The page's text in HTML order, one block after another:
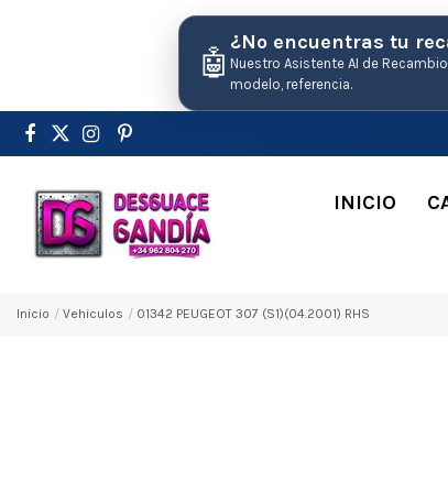
🤖
¿No encuentras tu
Nuestro Asistente AI de
modelo, referencia.
INICIO
Inicio Vehiculos 01342 PEUGEOT 307 (S1)(04.2001) RHS